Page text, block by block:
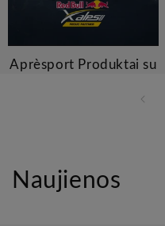
Aprèsport Produktai su
Naujienos